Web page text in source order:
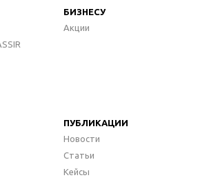
БИЗНЕСУ
Акции
ПУБЛИКАЦИИ
Новости
Статьи
Кейсы